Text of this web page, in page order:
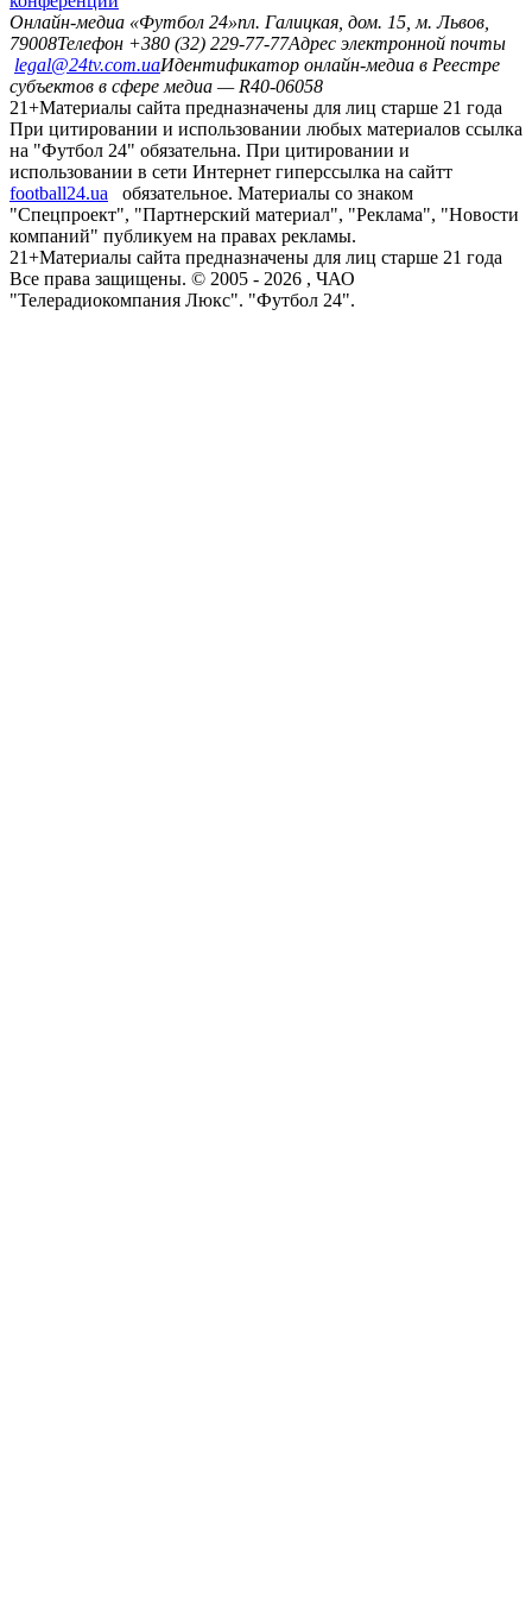
Онлайн-медиа «Футбол 24»пл. Галицкая, дом. 15, м. Львов,
79008Телефон +380 (32) 229-77-77Адрес электронной почты
legal@24tv.com.uaИдентификатор онлайн-медиа в Реестре
субъектов в сфере медиа — R40-06058
21+Материалы сайта предназначены для лиц старше 21 года
При цитировании и использовании любых материалов ссылка
на "Футбол 24" обязательна. При цитировании и
использовании в сети Интернет гиперссылка на сайтт
football24.ua
обязательное. Материалы со знаком
"Спецпроект", "Партнерский материал", "Реклама", "Новости
компаний" публикуем на правах рекламы.
21+Материалы сайта предназначены для лиц старше 21 года
Все права защищены. © 2005 - 2026 , ЧАО
"Телерадиокомпания Люкс". "Футбол 24".